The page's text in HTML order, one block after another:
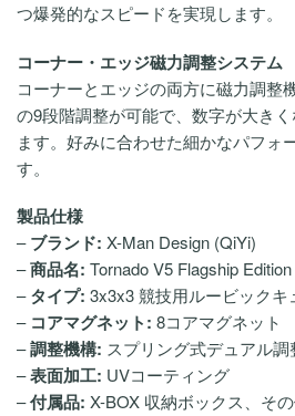
つ爆発的なスピードを実現します。
コーナー・エッジ磁力調整システム
コーナーとエッジの両方に磁力調整
の9段階調整が可能で、数字が大き
ます。好みに合わせた細かなパフォ
す。
製品仕様
–ブランド: X-Man Design (QiYi)
–商品名: Tornado V5 Flagship
–タイプ: 3x3x3 競技用ルービックキ
– コアマグネット: 8コアマグネット
–調整機構: スプリング式デュアル調
–表面加工: UVコーティング
–付属品: X-BOX 収納ボックス、そ